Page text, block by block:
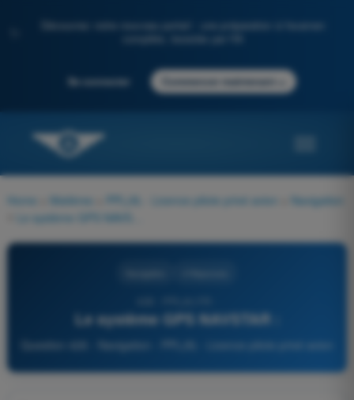
Découvrez notre nouveau portail : une préparation à l'examen
Se connecter Commencer maintenant
Home Matières PPL(A) - Licence pilote privé avion
Navigation
Le système GPS NAVSTAR :
Question 426 - Navigation - PPL(A) - Licence pilote privé avion